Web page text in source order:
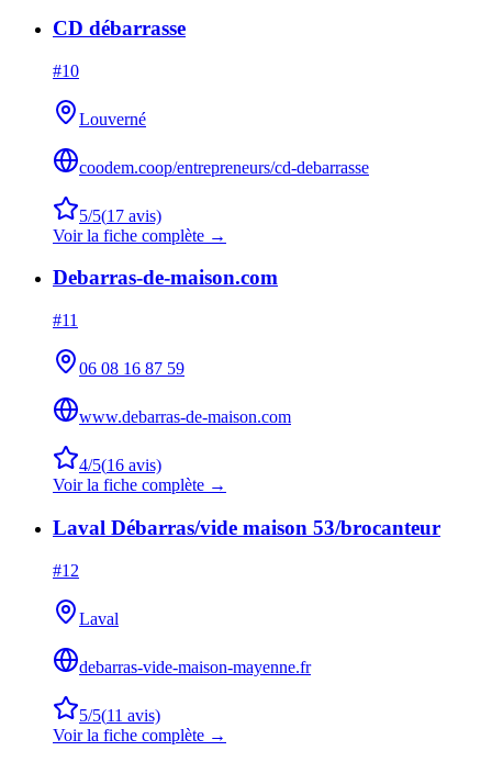
CD débarrasse
#10
Louverné
coodem.coop/entrepreneurs/cd-debarrasse
5/5(17 avis)
Voir la fiche complète →
Debarras-de-maison.com
#11
06 08 16 87 59
www.debarras-de-maison.com
4/5(16 avis)
Voir la fiche complète →
Laval Débarras/vide maison 53/brocanteur
#12
Laval
debarras-vide-maison-mayenne.fr
5/5(11 avis)
Voir la fiche complète →